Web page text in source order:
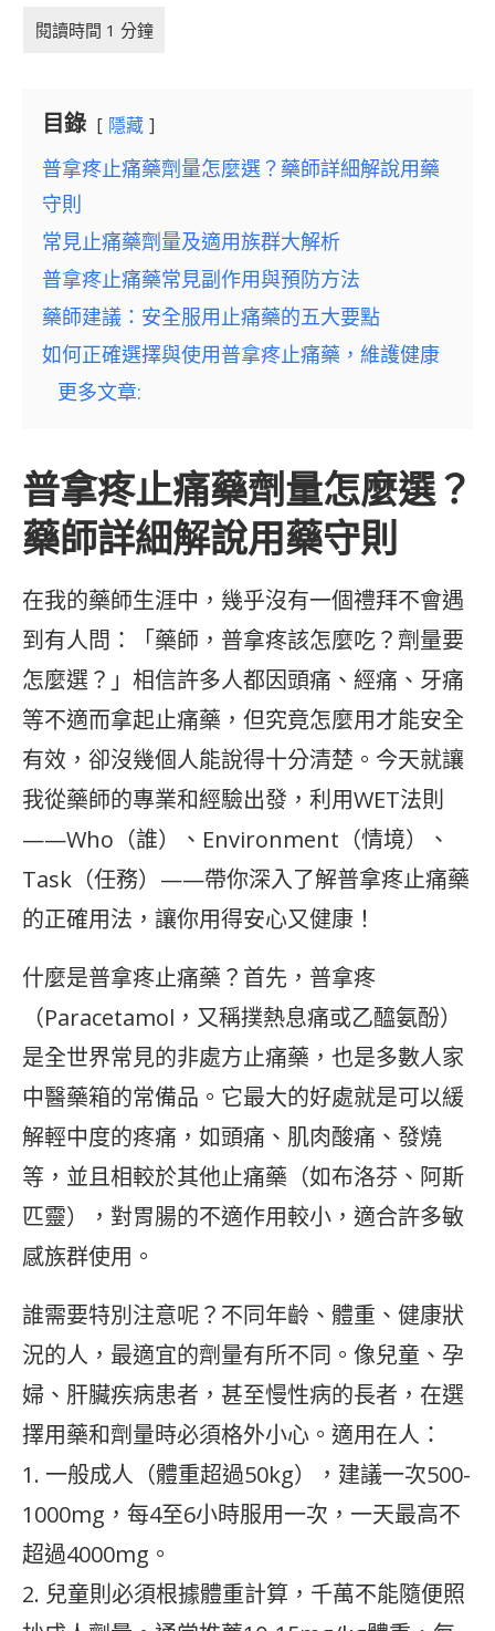
目錄 隱藏
普拿疼止痛藥劑量怎麼選？藥師詳細解說用藥
守則
常見止痛藥劑量及適用族群大解析
普拿疼止痛藥常見副作用與預防方法
藥師建議：安全服用止痛藥的五大要點
如何正確選擇與使用普拿疼止痛藥，維護健康
更多文章:
普拿疼止痛藥劑量怎麼選？
藥師詳細解說用藥守則
在我的藥師生涯中，幾乎沒有一個禮拜不會遇
到有人問：「藥師，普拿疼該怎麼吃？劑量要
怎麼選？」相信許多人都因頭痛、經痛、牙痛
等不適而拿起止痛藥，但究竟怎麼用才能安全
有效，卻沒幾個人能說得十分清楚。今天就讓
我從藥師的專業和經驗出發，利用WET法則
——Who（誰）、Environment（情境）、
Task（任務）——帶你深入了解普拿疼止痛藥
的正確用法，讓你用得安心又健康！
什麼是普拿疼止痛藥？首先，普拿疼
（Paracetamol，又稱撲熱息痛或乙醯氨酚）
是全世界常見的非處方止痛藥，也是多數人家
中醫藥箱的常備品。它最大的好處就是可以緩
解輕中度的疼痛，如頭痛、肌肉酸痛、發燒
等，並且相較於其他止痛藥（如布洛芬、阿斯
匹靈），對胃腸的不適作用較小，適合許多敏
感族群使用。
誰需要特別注意呢？不同年齡、體重、健康狀
況的人，最適宜的劑量有所不同。像兒童、孕
婦、肝臟疾病患者，甚至慢性病的長者，在選
擇用藥和劑量時必須格外小心。適用在人：
1. 一般成人（體重超過50kg），建議一次500-
1000mg，每4至6小時服用一次，一天最高不
超過4000mg。
2. 兒童則必須根據體重計算，千萬不能隨便照